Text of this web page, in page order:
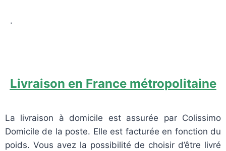
.
Livraison en France métropolitaine
La livraison à domicile est assurée par Colissimo
Domicile de la poste. Elle est facturée en fonction du
poids. Vous avez la possibilité de choisir d’être livré